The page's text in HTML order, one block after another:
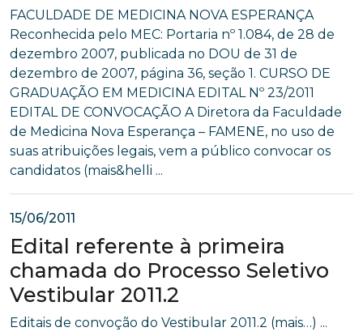
FACULDADE DE MEDICINA NOVA ESPERANÇA
Reconhecida pelo MEC: Portaria nº 1.084, de 28 de
dezembro 2007, publicada no DOU de 31 de
dezembro de 2007, página 36, seção 1. CURSO DE
GRADUAÇÃO EM MEDICINA EDITAL Nº 23/2011
EDITAL DE CONVOCAÇÃO A Diretora da Faculdade
de Medicina Nova Esperança – FAMENE, no uso de
suas atribuições legais, vem a público convocar os
candidatos (mais&helli ...
15/06/2011
Edital referente à primeira
chamada do Processo Seletivo
Vestibular 2011.2
Editais de convoção do Vestibular 2011.2 (mais…) ...